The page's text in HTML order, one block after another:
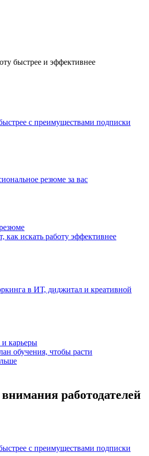
быстрее и эффективнее
с преимуществами подписки
резюме за вас
как искать работу эффективнее
в ИТ, диджитал и креативной
и карьеры
обучения, чтобы расти
работодателей
с преимуществами подписки